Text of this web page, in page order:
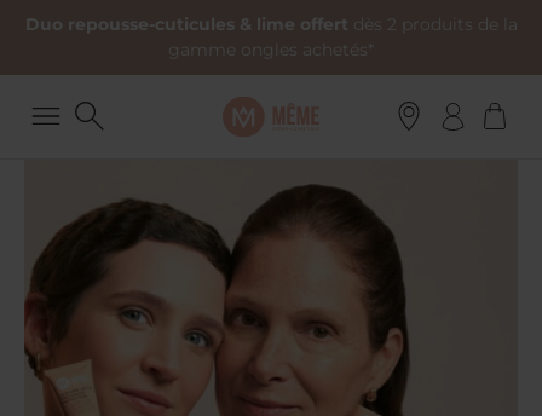
Duo repousse-cuticules & lime offert dès 2 produits de la
gamme ongles achetés*